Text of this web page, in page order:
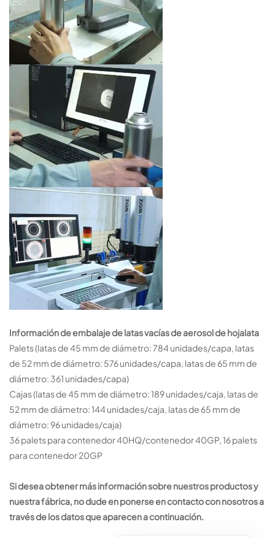
Información de embalaje de latas vacías de aerosol de hojalata
Palets (latas de 45 mm de diámetro: 784 unidades/capa, latas
de 52 mm de diámetro: 576 unidades/capa, latas de 65 mm de
diámetro: 361 unidades/capa)
Cajas (latas de 45 mm de diámetro: 189 unidades/caja, latas de
52 mm de diámetro: 144 unidades/caja, latas de 65 mm de
diámetro: 96 unidades/caja)
36 palets para contenedor 40HQ/contenedor 40GP, 16 palets
para contenedor 20GP
Si desea obtener más información sobre nuestros productos y
nuestra fábrica, no dude en ponerse en contacto con nosotros a
través de los datos que aparecen a continuación.